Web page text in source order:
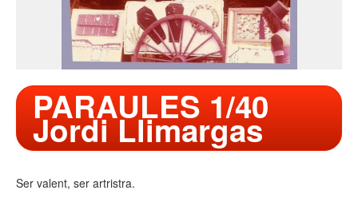
WORKSHOP
CONTACT
PARAULES 1/40
Jordi Llimargas
Ser valent, ser artristra.